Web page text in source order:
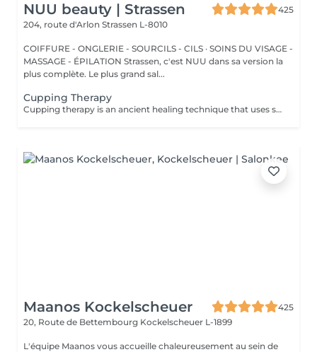
NUU beauty | Strassen
425
204, route d'Arlon Strassen L-8010
COIFFURE - ONGLERIE - SOURCILS - CILS · SOINS DU VISAGE -
MASSAGE - ÉPILATION Strassen, c'est NUU dans sa version la
plus complète. Le plus grand sal...
Cupping Therapy
Cupping therapy is an ancient healing technique that uses special cups to create gentle suction on the skin. This suction promotes blood flow, relieves muscle tension, reduces inflammation, and supports deep relaxation. The treatment can help release toxins, improve circulation, and ease chronic pain or stiffness. *Please note that cupping therapy could just be added to a massage service with includes back massage.
Maanos Kockelscheuer
425
20, Route de Bettembourg Kockelscheuer L-1899
L'équipe Maanos vous accueille chaleureusement au sein de